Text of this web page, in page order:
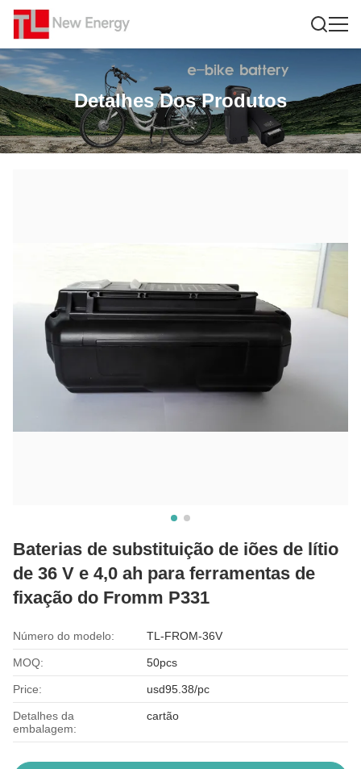
Detalhes Dos Produtos
Baterias de substituição de iões de lítio
de 36 V e 4,0 ah para ferramentas de
fixação do Fromm P331
Número do modelo: TL-FROM-36V
MOQ: 50pcs
Price: usd95.38/pc
Detalhes da
embalagem:
cartão